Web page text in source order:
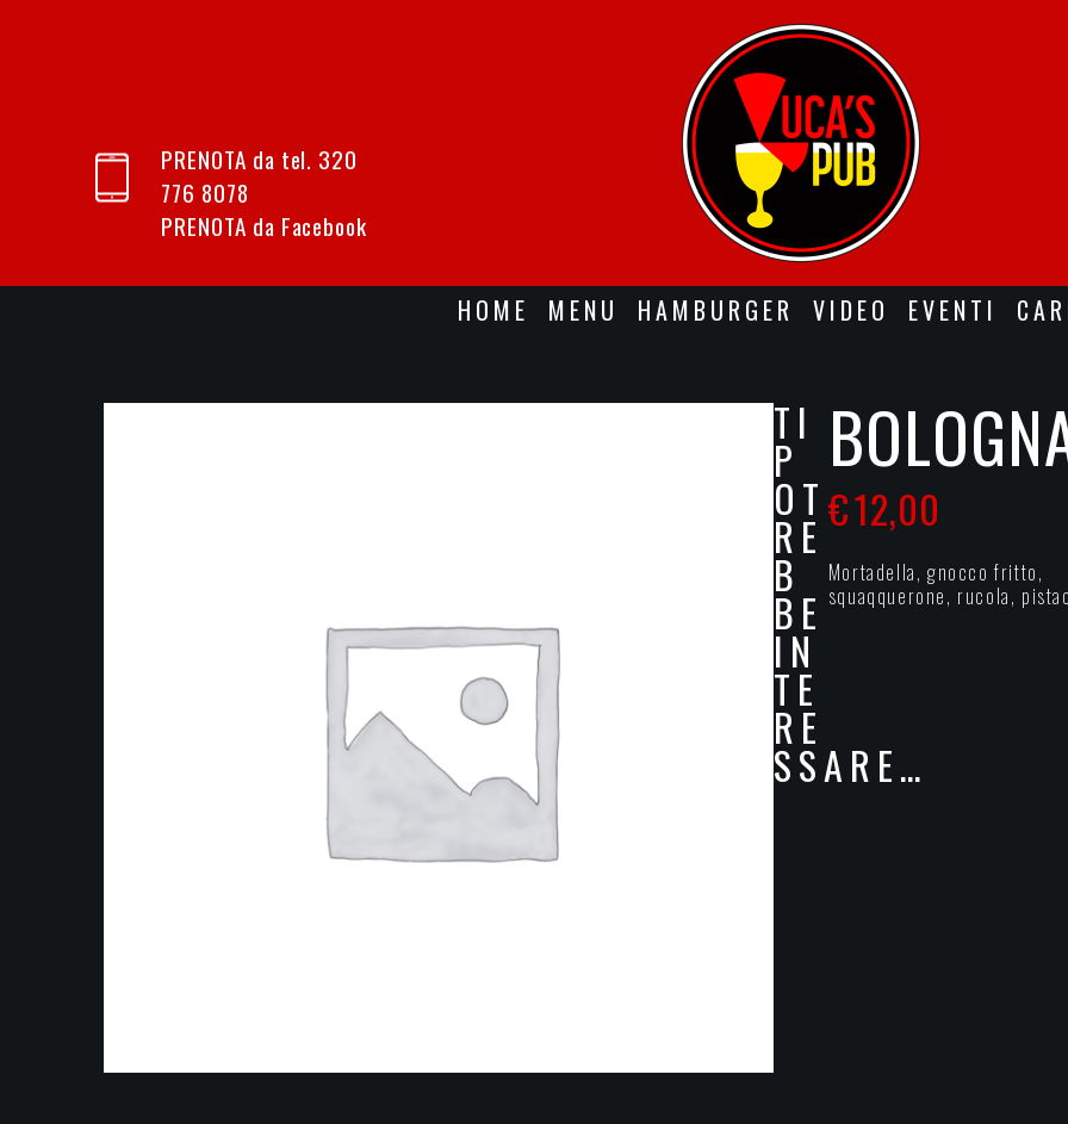
PRENOTA da tel. 320
776 8078
PRENOTA da Facebook
HOME MENU HAMBURGER VIDEO EVENTI
€12,00
Mortadella, gnocco fritto,
squaqquerone, rucola,
TI
P
OT
RE
B
BE
IN
TE
RE
SSARE…